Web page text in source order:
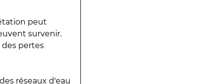
peut
survenir.
pertes
réseaux d'eau